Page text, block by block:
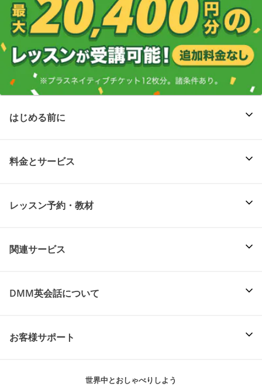
はじめる前に
料金とサービス
レッスン予約・教材
関連サービス
DMM英会話について
お客様サポート
世界中とおしゃべりしよう